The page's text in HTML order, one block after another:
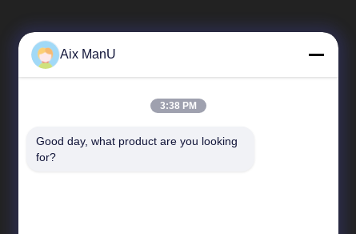
দ্রুত লিঙ্ক
Aix ManU
3:38 PM
Good day, what product are you looking
for?